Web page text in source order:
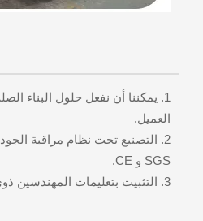
1. يمكننا أن نفعل حلول البناء
العميل.
SGS و CE.
3. التثبيت بتعليمات المهندسين ذوي الخبرة.